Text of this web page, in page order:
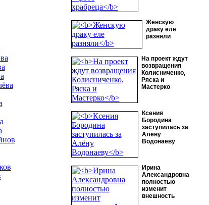
Женскую
драку еле
разняли
На проект ждут
возвращения
Колисниченко,
Ряска и
Мастерко
Ксения
Бородина
заступилась за
Алёну
Водонаеву
Ирина
Александровна
полностью
изменит
внешность